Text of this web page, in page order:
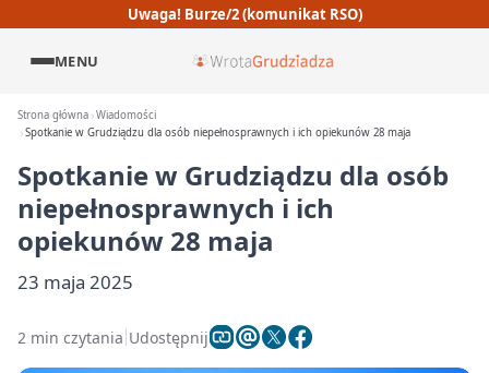
Uwaga! Burze/2 (komunikat RSO)
MENU
Strona główna Wiadomości
Spotkanie w Grudziądzu dla osób niepełnosprawnych i ich opiekunów 28 maja
Spotkanie w Grudziądzu dla osób
niepełnosprawnych i ich
opiekunów 28 maja
23 maja 2025
2 min czytania Udostępnij